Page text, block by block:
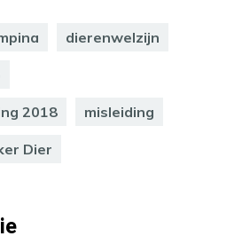
dierenwelzijn
2018 misleiding
Dier